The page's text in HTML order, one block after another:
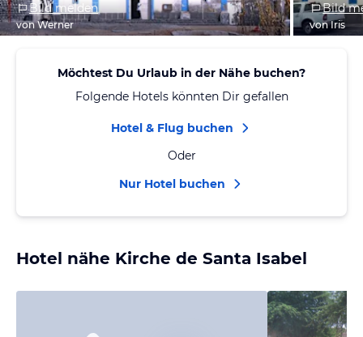
Bild melden
von Werner
Bild
von Iris
Möchtest Du Urlaub in der Nähe buchen?
Folgende Hotels könnten Dir gefallen
Hotel & Flug buchen
Oder
Nur Hotel buchen
Hotel nähe Kirche de Santa Isabel